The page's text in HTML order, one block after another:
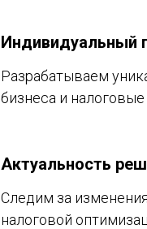
Индивидуальный
Разрабатываем
бизнеса и налоговые
Актуальность
Следим за
налоговой